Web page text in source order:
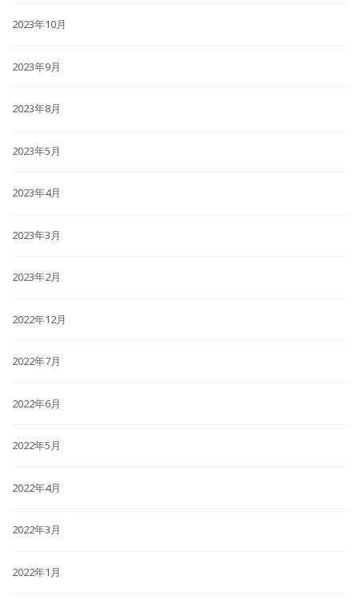
2023年10月
2023年9月
2023年8月
2023年5月
2023年4月
2023年3月
2023年2月
2022年12月
2022年7月
2022年6月
2022年5月
2022年4月
2022年3月
2022年1月